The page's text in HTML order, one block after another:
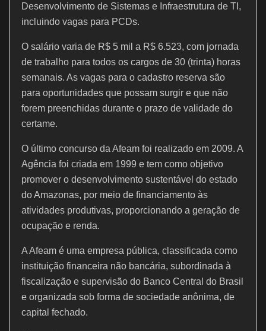
Desenvolvimento de Sistemas e Infraestrutura de TI,
incluindo vagas para PCDs.
O salário varia de R$ 5 mil a R$ 6.523, com jornada
de trabalho para todos os cargos de 30 (trinta) horas
semanais. As vagas para o cadastro reserva são
para oportunidades que possam surgir e que não
forem preenchidas durante o prazo de validade do
certame.
O último concurso da Afeam foi realizado em 2009. A
Agência foi criada em 1999 e tem como objetivo
promover o desenvolvimento sustentável do estado
do Amazonas, por meio de financiamento às
atividades produtivas, proporcionando a geração de
ocupação e renda.
A Afeam é uma empresa pública, classificada como
instituição financeira não bancária, subordinada à
fiscalização e supervisão do Banco Central do Brasil
e organizada sob forma de sociedade anônima, de
capital fechado.